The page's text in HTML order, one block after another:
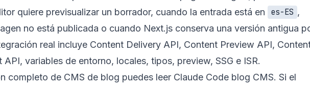
quiere previsualizar un borrador, cuando la entrada está en
es-ES ,
no está publicada o cuando Next.js conserva una versión antigua
real incluye Content Delivery API, Content Preview API,
API, variables de entorno, locales, tipos, preview, SSG e ISR.
completo de CMS de blog puedes leer Claude Code blog CMS. Si el